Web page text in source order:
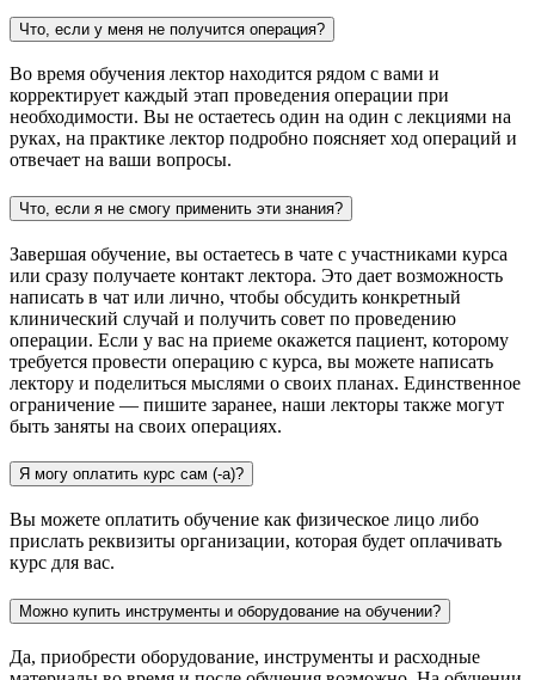
Что, если у меня не получится операция?
Во время обучения лектор находится рядом с вами и
корректирует каждый этап проведения операции при
необходимости. Вы не остаетесь один на один с лекциями на
руках, на практике лектор подробно поясняет ход операций и
отвечает на ваши вопросы.
Что, если я не смогу применить эти знания?
Завершая обучение, вы остаетесь в чате с участниками курса
или сразу получаете контакт лектора. Это дает возможность
написать в чат или лично, чтобы обсудить конкретный
клинический случай и получить совет по проведению
операции. Если у вас на приеме окажется пациент, которому
требуется провести операцию с курса, вы можете написать
лектору и поделиться мыслями о своих планах. Единственное
ограничение — пишите заранее, наши лекторы также могут
быть заняты на своих операциях.
Я могу оплатить курс сам (-а)?
Вы можете оплатить обучение как физическое лицо либо
прислать реквизиты организации, которая будет оплачивать
курс для вас.
Можно купить инструменты и оборудование на обучении?
Да, приобрести оборудование, инструменты и расходные